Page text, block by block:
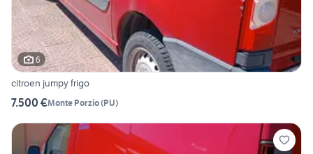
6
citroen jumpy frigo
7.500 €Monte Porzio(PU)